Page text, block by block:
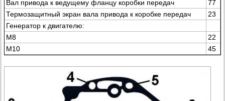
Вал привода к ведущему фланцу коробки передач
77
Термозащитный экран вала привода к коробке передач
23
Генератор к двигателю:
М8
22
М10
45